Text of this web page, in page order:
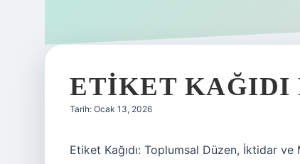
ETIKET KAĞIDI
Tarih: Ocak 13, 2026
Etiket Kağıdı: Toplumsal Düzen, İktidar